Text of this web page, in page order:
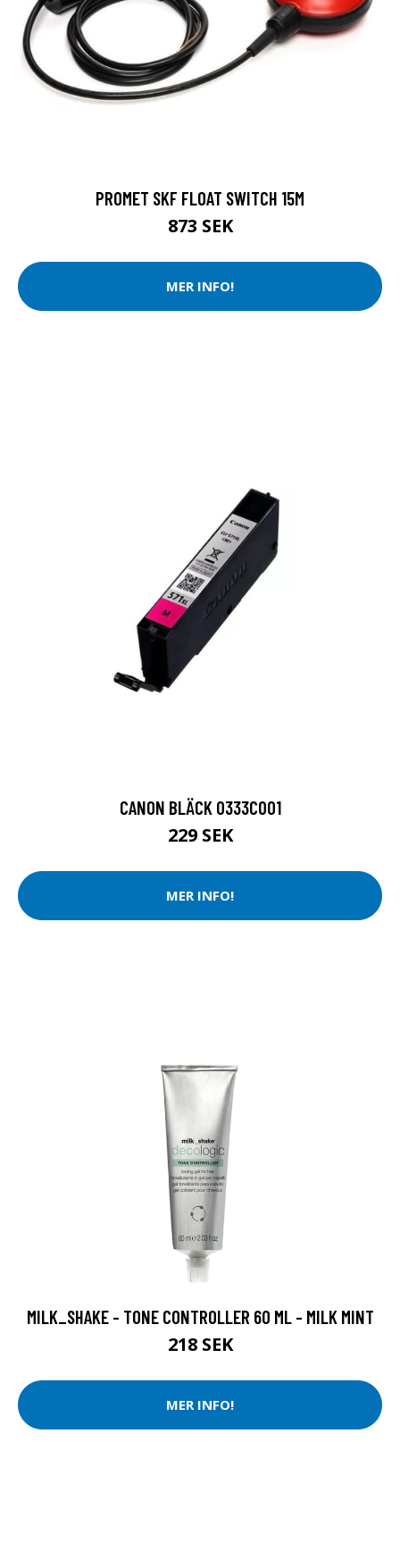
PROMET SKF FLOAT SWITCH 15M
873 SEK
MER INFO!
CANON BLÄCK 0333C001
229 SEK
MER INFO!
MILK_SHAKE - TONE CONTROLLER 60 ML - MILK MINT
218 SEK
MER INFO!